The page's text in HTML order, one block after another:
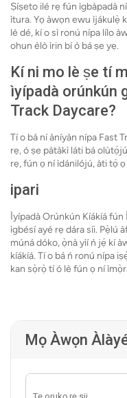
Ṣíṣeto ilé rẹ fún ìgbàpadà
ìtura. Yọ àwọn ewu ìjákulẹ̀
lè dé, kí o sì ronú nípa lílo
ohun èlò ìrin bí ó bá ṣe yẹ.
Kí ni mo lè ṣe tí
ìyípadà orúnkún
Track Daycare?
Tí o bá ní àníyàn nípa Fast
rẹ, ó ṣe pàtàkì láti bá
rẹ, fún ọ ní ìdánilójú, àti tọ́
ipari
Ìyípadà Orúnkún Kíákíá
ìgbésí ayé rẹ dára síi. Pẹ̀lú
múná dóko, ọ̀nà yìí ń jẹ́ kí
kíákíá. Tí o bá ń ronú nípa
kan sọ̀rọ̀ tí ó lè fún ọ ní
Mọ Àwọn